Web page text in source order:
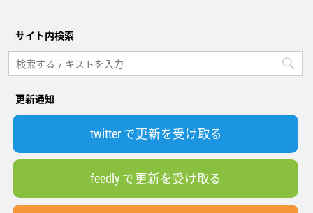
サイト内検索
更新通知
twitter で更新を受け取る
feedly で更新を受け取る